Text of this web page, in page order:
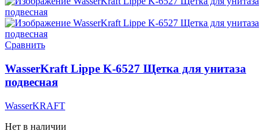
Сравнить
WasserKraft Lippe K-6527 Щетка для унитаза
подвесная
WasserKRAFT
Нет в наличии